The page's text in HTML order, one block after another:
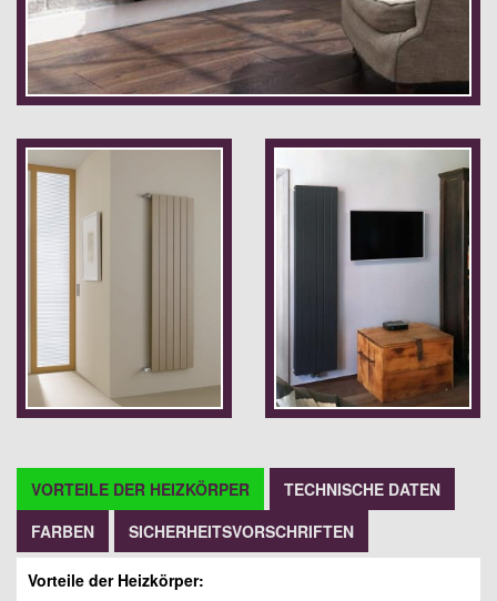
VORTEILE DER HEIZKÖRPER
TECHNISCHE DATEN
FARBEN
SICHERHEITSVORSCHRIFTEN
Vorteile der Heizkörper: